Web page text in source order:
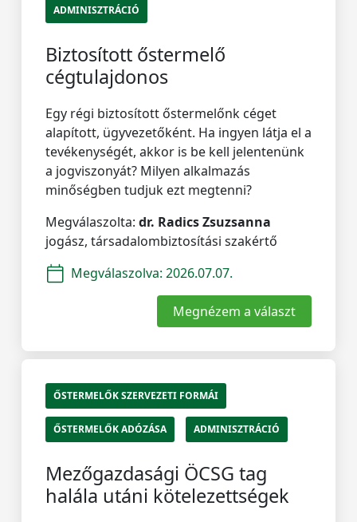
ADMINISZTRÁCIÓ
Biztosított őstermelő
cégtulajdonos
Egy régi biztosított őstermelőnk céget
alapított, ügyvezetőként. Ha ingyen látja el a
tevékenységét, akkor is be kell jelentenünk
a jogviszonyát? Milyen alkalmazás
minőségben tudjuk ezt megtenni?
Megválaszolta: dr. Radics Zsuzsanna
jogász, társadalombiztosítási szakértő
Megválaszolva: 2026.07.07.
Megnézem a választ
ŐSTERMELŐK SZERVEZETI FORMÁI
ŐSTERMELŐK ADÓZÁSA ADMINISZTRÁCIÓ
Mezőgazdasági ÖCSG tag
halála utáni kötelezettségek